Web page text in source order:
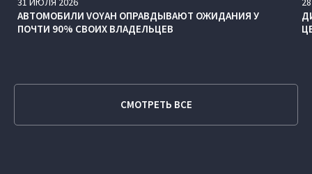
АВТОМОБИЛИ VOYAH ОПРАВДЫВАЮТ ОЖИДАНИЯ У
ПОЧТИ 90% СВОИХ ВЛАДЕЛЬЦЕВ
СМОТРЕТЬ ВСЕ